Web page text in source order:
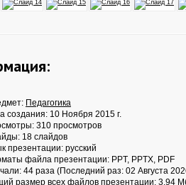
Педагогика
создания: 10 Ноября 2015 г.
310 просмотров
18 слайдов
презентации: русский
файла презентации: PPT, PPTX, PDF
44 раза (Последний раз: 02 Августа
размер всех файлов презентации: 3.94